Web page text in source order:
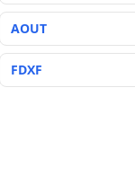
AOUT
FDXF